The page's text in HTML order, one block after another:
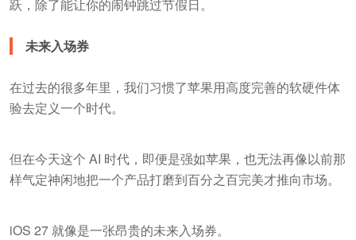
跃，除了能让你的闹钟跳过节假日。
未来入场券
在过去的很多年里，我们习惯了苹果用高度完善的软硬件体
验去定义一个时代。
但在今天这个 AI 时代，即便是强如苹果，也无法再像以前那
样气定神闲地把一个产品打磨到百分之百完美才推向市场。
iOS 27 就像是一张昂贵的未来入场券。